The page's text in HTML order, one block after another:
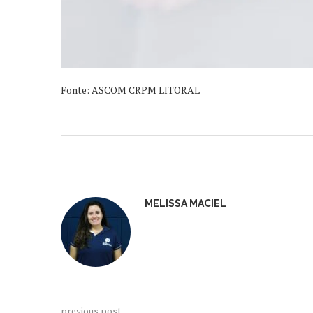
Fonte: ASCOM CRPM LITORAL
MELISSA MACIEL